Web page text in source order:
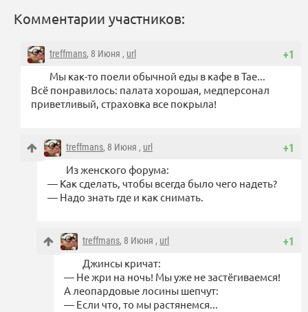
Комментарии участников:
+1
treffmans, 8 Июня , url
Мы как-то поели обычной еды в кафе в Тае...
Всё понравилось: палата хорошая, медперсонал
приветливый, страховка все покрыла!
+1
treffmans, 8 Июня , url
Из женского форума:
— Как сделать, чтобы всегда было чего надеть?
— Надо знать где и как снимать.
+1
treffmans, 8 Июня , url
Джинсы кричат:
— Не жри на ночь! Мы уже не застёгиваемся!
А леопардовые лосины шепчут:
— Если что, то мы растянемся...